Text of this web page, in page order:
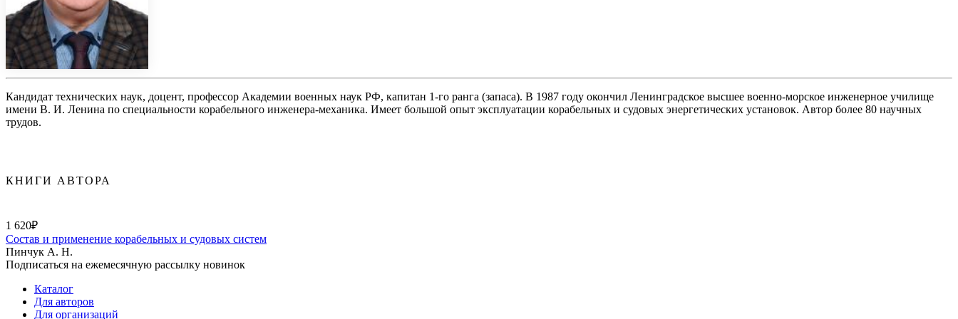
Кандидат технических наук, доцент, профессор Академии военных наук РФ, капитан 1-го ранга (запаса). В 1987 году окончил Ленинградское высшее военно-морское инженерное училище
имени В. И. Ленина по специальности корабельного инженера-механика. Имеет большой опыт эксплуатации корабельных и судовых энергетических установок. Автор более 80 научных
трудов.
КНИГИ АВТОРА
1 620₽
Состав и применение корабельных и судовых систем
Пинчук А. Н.
Подписаться на ежемесячную рассылку новинок
Каталог
Для авторов
Для организаций